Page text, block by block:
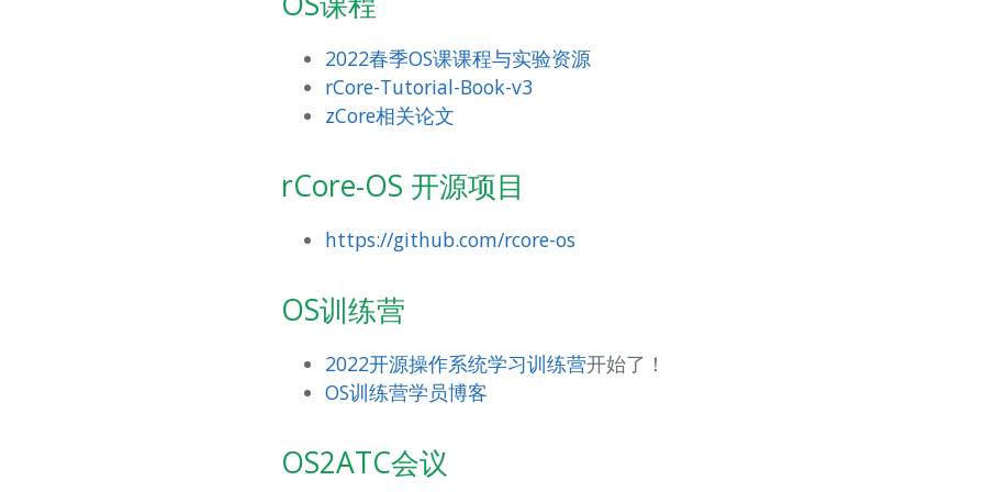
2022春季OS课课程与实验资源
rCore-Tutorial-Book-v3
zCore相关论文
rCore-OS 开源项目
https://github.com/rcore-os
OS训练营
2022开源操作系统学习训练营开始了！
OS训练营学员博客
OS2ATC会议